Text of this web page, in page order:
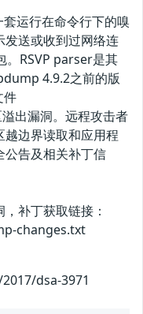
运行在命令行下的嗅
发送或收到过网络连
。RSVP parser是其
4.9.2之前的版
件
出漏洞。远程攻击者
边界读取和应用程
公告及相关补丁信
补丁获取链接：
changes.txt
dsa-3971